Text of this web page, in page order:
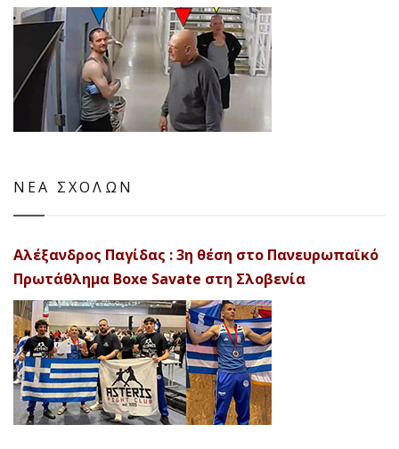
ΝΕΑ ΣΧΟΛΩΝ
Αλέξανδρος Παγίδας : 3η θέση στο Πανευρωπαϊκό
Πρωτάθλημα Boxe Savate στη Σλοβενία